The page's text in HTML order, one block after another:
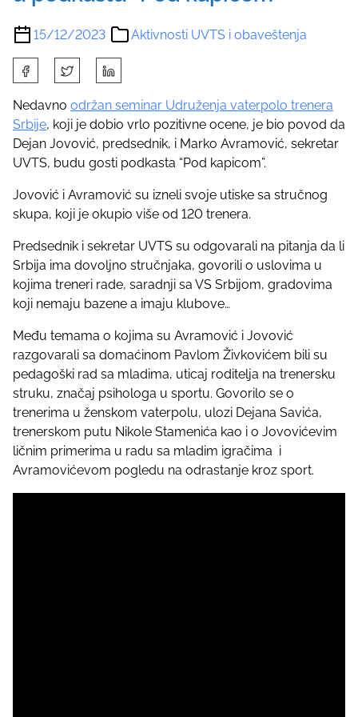
15/12/2023 Aktivnosti UVTS i obaveštenja
h
a
r
e
t
i
s
p
o
s
t
n
:
Nedavno održan seminar Udruženja vaterpolo trenera
Srbije, koji je dobio vrlo pozitivne ocene, je bio povod da
Dejan Jovović, predsednik, i Marko Avramović, sekretar
UVTS, budu gosti podkasta “Pod kapicom”.
Jovović i Avramović su izneli svoje utiske sa stručnog
skupa, koji je okupio više od 120 trenera.
Predsednik i sekretar UVTS su odgovarali na pitanja da li
Srbija ima dovoljno stručnjaka, govorili o uslovima u
kojima treneri rade, saradnji sa VS Srbijom, gradovima
koji nemaju bazene a imaju klubove…
Među temama o kojima su Avramović i Jovović
razgovarali sa domaćinom Pavlom Živkovićem bili su
pedagoški rad sa mladima, uticaj roditelja na trenersku
struku, značaj psihologa u sportu. Govorilo se o
trenerima u ženskom vaterpolu, ulozi Dejana Savića,
trenerskom putu Nikole Stamenića kao i o Jovovićevim
ličnim primerima u radu sa mladim igračima i
Avramovićevom pogledu na odrastanje kroz sport.